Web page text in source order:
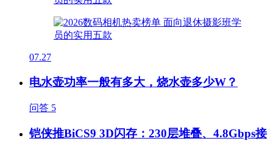
07.27
电水壶功率一般有多大，烧水壶多少W？
问答 5
铠侠推BiCS9 3D闪存：230层堆叠、4.8Gbps接